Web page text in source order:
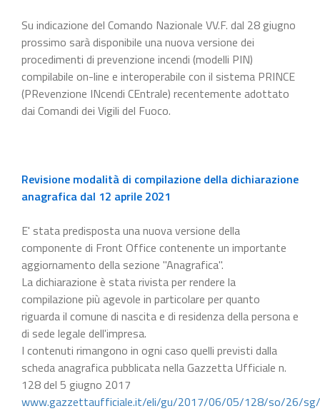
Su indicazione del Comando Nazionale VV.F. dal 28 giugno
prossimo sarà disponibile una nuova versione dei
procedimenti di prevenzione incendi (modelli PIN)
compilabile on-line e interoperabile con il sistema PRINCE
(PRevenzione INcendi CEntrale) recentemente adottato
dai Comandi dei Vigili del Fuoco.
Revisione modalità di compilazione della dichiarazione
anagrafica dal 12 aprile 2021
E' stata predisposta una nuova versione della
componente di Front Office contenente un importante
aggiornamento della sezione "Anagrafica".
La dichiarazione è stata rivista per rendere la
compilazione più agevole in particolare per quanto
riguarda il comune di nascita e di residenza della persona e
di sede legale dell'impresa.
I contenuti rimangono in ogni caso quelli previsti dalla
scheda anagrafica pubblicata nella Gazzetta Ufficiale n.
128 del 5 giugno 2017
www.gazzettaufficiale.it/eli/gu/2017/06/05/128/so/26/